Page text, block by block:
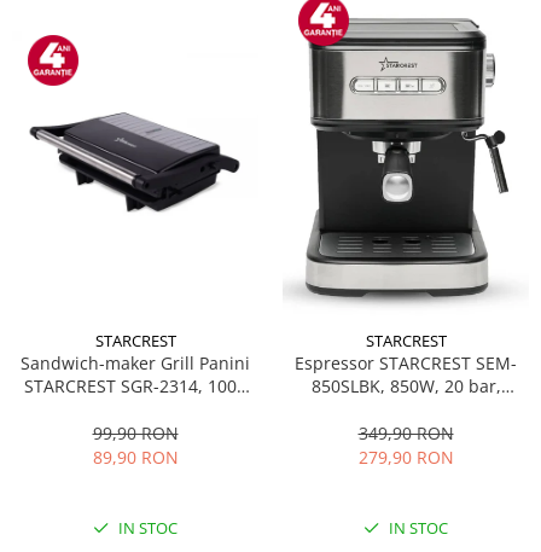
STARCREST
Sandwich-maker Grill Panini
STARCREST SGR-2314, 1000
Deschidere 180°, Suprafata
de gatire 23 x 14 cm, Negru
99,90 RON
89,90 RON
IN STOC
STARCREST
Espressor STARCREST SEM-
850SLBK, 850W, 20 bar,
dispozitiv spumare, filtru
dublu din inox, Negru/Inox
349,90 RON
279,90 RON
IN STOC